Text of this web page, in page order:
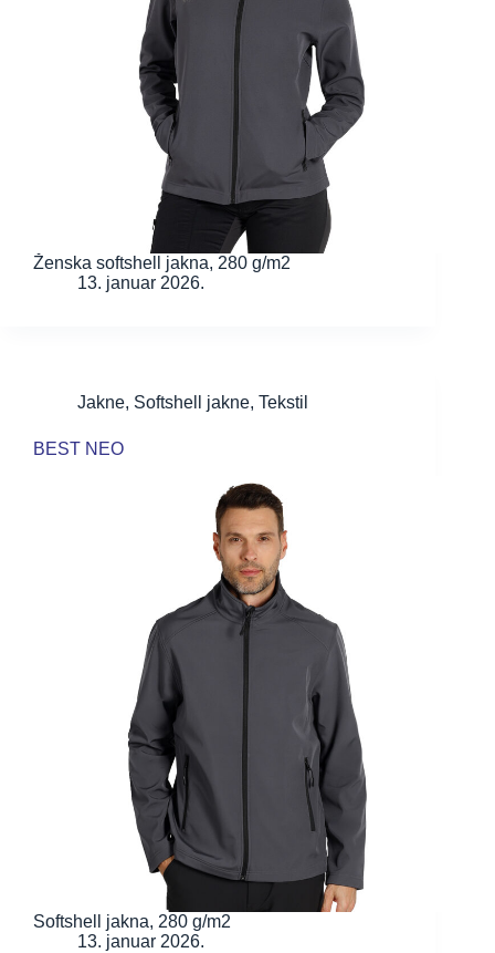
Ženska softshell jakna, 280 g/m2
13. januar 2026.
Jakne, Softshell jakne, Tekstil
BEST NEO
Softshell jakna, 280 g/m2
13. januar 2026.